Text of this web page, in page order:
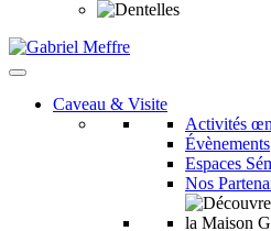
Caveau & Visite
Activités
Évènements
Espaces
Nos